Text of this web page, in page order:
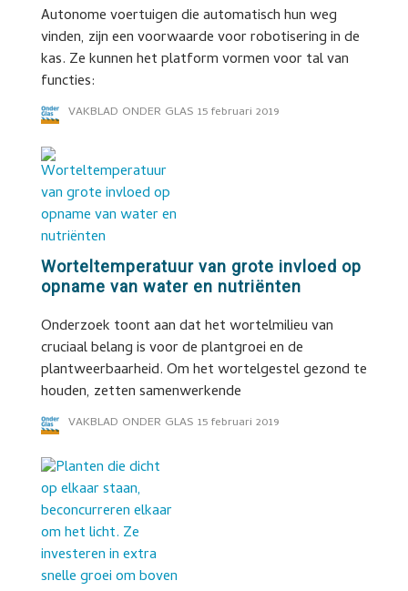
Autonome voertuigen die automatisch hun weg
vinden, zijn een voorwaarde voor robotisering in de
kas. Ze kunnen het platform vormen voor tal van
functies:
VAKBLAD ONDER GLAS 15 februari 2019
Worteltemperatuur van grote invloed op
opname van water en nutriënten
Onderzoek toont aan dat het wortelmilieu van
cruciaal belang is voor de plantgroei en de
plantweerbaarheid. Om het wortelgestel gezond te
houden, zetten samenwerkende
VAKBLAD ONDER GLAS 15 februari 2019